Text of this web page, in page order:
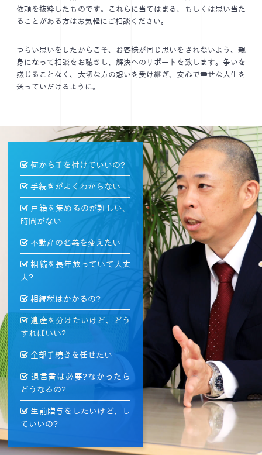
依頼を抜粋したものです。これらに当てはまる、もしくは思い当た
ることがある方はお気軽にご相談ください。
つらい思いをしたからこそ、お客様が同じ思いをされないよう、親
身になって相談をお聴きし、解決へのサポートを致します。争いを
感じることなく、大切な方の想いを受け継ぎ、安心で幸せな人生を
送っていだけるように。
何から手を付けていいの?
手続きがよくわからない
戸籍を集めるのが難しい、
時間がない
不動産の名義を変えたい
相続を長年放っていて大丈
夫?
相続税はかかるの?
遺産を分けたいけど、どう
すればいい?
全部手続きを任せたい
遺言書は必要?なかったら
どうなるの?
生前贈与をしたいけど、し
ていいの?